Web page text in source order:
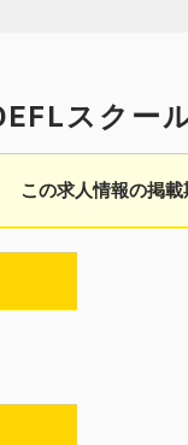
スクー
この求人情報の掲